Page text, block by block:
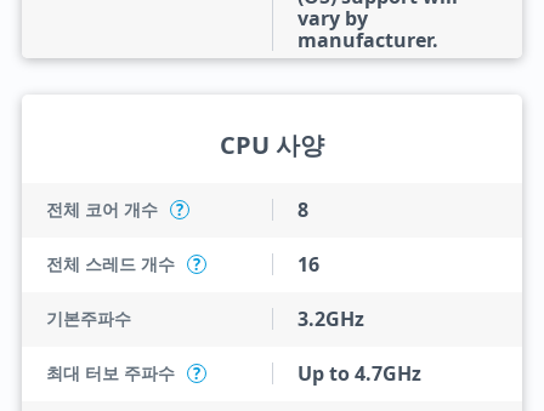
vary by
manufacturer.
CPU 사양
전체 코어 개수 ? 8
전체 스레드 개수 ? 16
기본주파수 3.2GHz
최대 터보 주파수 ? Up to 4.7GHz